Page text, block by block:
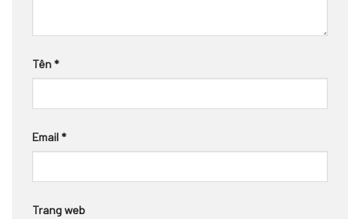
Tên *
Email *
Trang web